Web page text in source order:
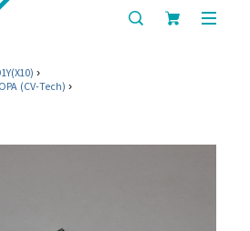
показать
(CV-Tech)